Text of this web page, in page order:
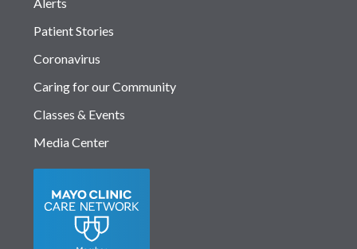
Patient Stories
Coronavirus
Caring for our Community
Classes & Events
Media Center